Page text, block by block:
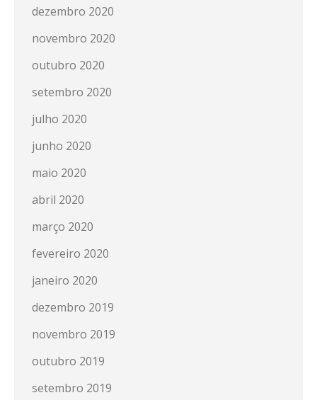
dezembro 2020
novembro 2020
outubro 2020
setembro 2020
julho 2020
junho 2020
maio 2020
abril 2020
março 2020
fevereiro 2020
janeiro 2020
dezembro 2019
novembro 2019
outubro 2019
setembro 2019